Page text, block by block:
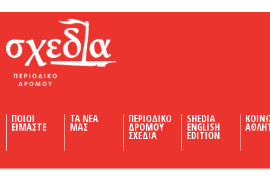
ΠΟΙΟΙ
ΕΙΜΑΣΤΕ
ΤΑ ΝΕΑ
ΜΑΣ
ΠΕΡΙΟΔΙΚΟ
ΔΡΟΜΟΥ
ΣΧΕΔΙΑ
SHEDIA
ENGLISH
EDITION